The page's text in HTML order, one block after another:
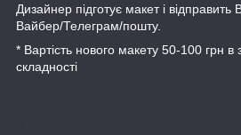
Дизайнер підготує макет і
Вайбер/Телеграм/пошту.
* Вартість нового макету 50-100 грн в
складності